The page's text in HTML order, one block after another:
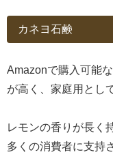
カネヨ石鹸
Amazonで購入可能な
が高く、家庭用とし
レモンの香りが長く
多くの消費者に支持